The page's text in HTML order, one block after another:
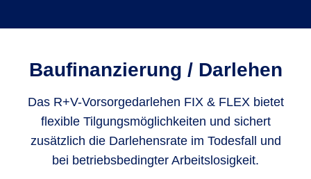
Baufinanzie­rung / Darlehen
Das R+V-Vorsorgedarlehen FIX & FLEX bietet
flexible Tilgungsmöglichkeiten und sichert
zusätzlich die Darlehensrate im Todesfall und
bei betriebsbedingter Arbeitslosigkeit.